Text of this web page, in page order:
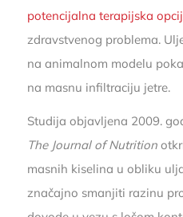
potencijalna terapijska
zdravstvenog problema.
na animalnom modelu
na masnu infiltraciju jetre.
Studija objavljena 2009.
The Journal of Nutrition
masnih kiselina u obliku
značajno smanjiti razinu